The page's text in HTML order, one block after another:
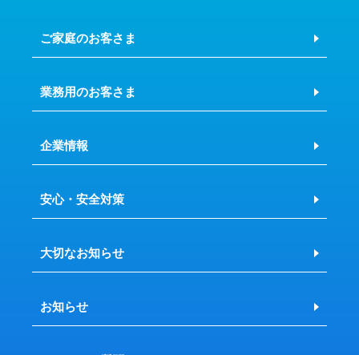
ご家庭のお客さま
業務用のお客さま
企業情報
安心・安全対策
大切なお知らせ
お知らせ